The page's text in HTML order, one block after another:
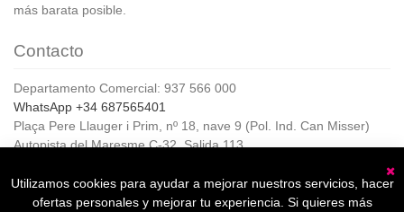
más barata posible.
Contacto
Departamento Comercial: 937 566 000
WhatsApp +34 687565401
Plaça Pere Llauger i Prim, nº 18, nave 9 (Pol. Ind. Can Misser)
Autopista del Maresme C-32, Salida 113
Horario de Atención al cliente:
De lunes a jueves de 8:00 a 17:00,
Utilizamos cookies para ayudar a mejorar nuestros servicios, hacer
ofertas personales y mejorar tu experiencia. Si quieres más